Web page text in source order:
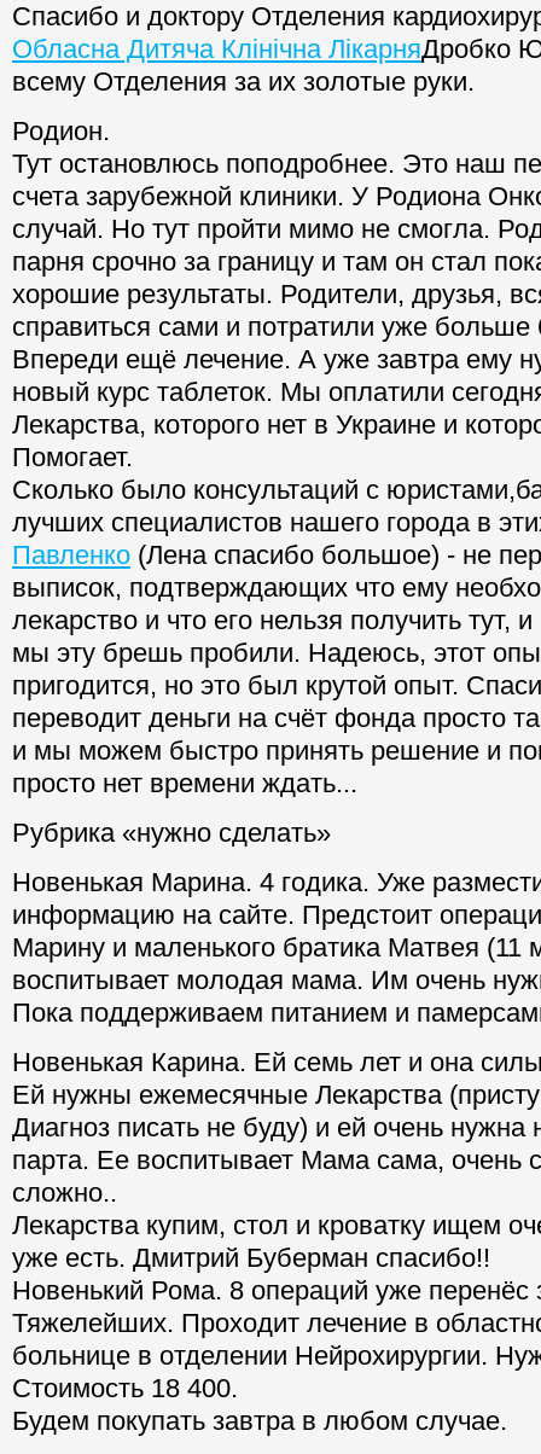
Спасибо и доктору Отделения
Обласна Дитяча Клінічна ЛікарняДробко
всему Отделения за их золотые руки.
Родион.
Тут остановлюсь поподробнее. Это наш
счета зарубежной клиники. У Родиона
случай. Но тут пройти мимо не смогла.
парня срочно за границу и там он стал
хорошие результаты. Родители, друзья,
справиться сами и потратили уже
Впереди ещё лечение. А уже завтра ему
новый курс таблеток. Мы оплатили
Лекарства, которого нет в Украине и
Помогает.
Сколько было консультаций с
лучших специалистов нашего города в
Павленко (Лена спасибо большое) - не
выписок, подтверждающих что ему
лекарство и что его нельзя получить тут,
мы эту брешь пробили. Надеюсь, этот
пригодится, но это был крутой опыт.
переводит деньги на счёт фонда просто
и мы можем быстро принять решение и
просто нет времени ждать...
Рубрика «нужно сделать»
Новенькая Марина. 4 годика. Уже
информацию на сайте. Предстоит
Марину и маленького братика Матвея (11
воспитывает молодая мама. Им очень
Пока поддерживаем питанием и
Новенькая Карина. Ей семь лет и она
Ей нужны ежемесячные Лекарства
Диагноз писать не буду) и ей очень нужна
парта. Ее воспитывает Мама сама, очень
сложно..
Лекарства купим, стол и кроватку ищем
уже есть. Дмитрий Буберман спасибо!!
Новенький Рома. 8 операций уже перенёс
Тяжелейших. Проходит лечение в
больнице в отделении Нейрохирургии.
Стоимость 18 400.
Будем покупать завтра в любом случае.